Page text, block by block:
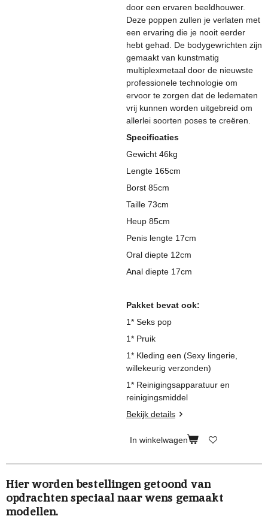
door een ervaren beeldhouwer.
Deze poppen zullen je verlaten met
een ervaring die je nooit eerder
hebt gehad. De bodygewrichten zijn
gemaakt van kunstmatig
multiplexmetaal door de nieuwste
professionele technologie om
ervoor te zorgen dat de ledematen
vrij kunnen worden uitgebreid om
allerlei soorten poses te creëren.
Specificaties
Gewicht 46kg
Lengte 165cm
Borst 85cm
Taille 73cm
Heup 85cm
Penis lengte 17cm
Oral diepte 12cm
Anal diepte 17cm
Pakket bevat ook:
1* Seks pop
1* Pruik
1* Kleding een (Sexy lingerie,
willekeurig verzonden)
1* Reinigingsapparatuur en
reinigingsmiddel
Bekijk details
In winkelwagen
Hier worden bestellingen getoond van
opdrachten speciaal naar wens gemaakt
modellen.